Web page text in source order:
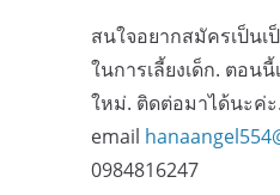
สนใจอยากสมัครเป็น
ในการเลี้ยงเด็ก. ตอน
ใหม่. ติดต่อมาได้นะค่
email
0984816247